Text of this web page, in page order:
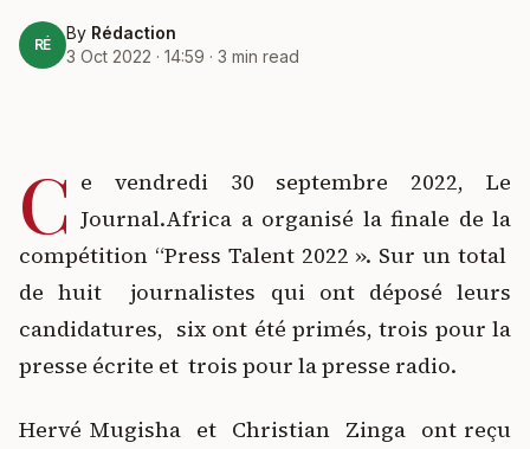
RÉ
By Rédaction
3 Oct 2022 · 14:59 · 3 min read
C e vendredi 30 septembre 2022, Le
Journal.Africa a organisé la finale de la
compétition “Press Talent 2022 ». Sur un total
de huit journalistes qui ont déposé leurs
candidatures, six ont été primés, trois pour la
presse écrite et trois pour la presse radio.
Hervé Mugisha et Christian Zinga ont reçu